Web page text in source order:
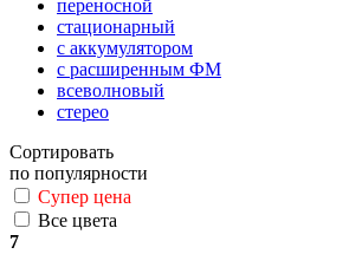
переносной
стационарный
с аккумулятором
с расширенным ФМ
всеволновый
стерео
Сортировать
по популярности
Супер цена
Все цвета
7